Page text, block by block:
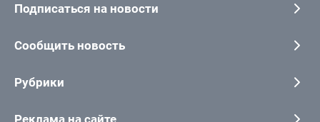
Подписаться на новости
Сообщить новость
Рубрики
Реклама на сайте